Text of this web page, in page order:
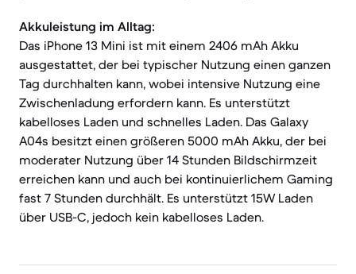
Akkuleistung im Alltag:
Das iPhone 13 Mini ist mit einem 2406 mAh Akku
ausgestattet, der bei typischer Nutzung einen ganzen
Tag durchhalten kann, wobei intensive Nutzung eine
Zwischenladung erfordern kann. Es unterstützt
kabelloses Laden und schnelles Laden. Das Galaxy
A04s besitzt einen größeren 5000 mAh Akku, der bei
moderater Nutzung über 14 Stunden Bildschirmzeit
erreichen kann und auch bei kontinuierlichem Gaming
fast 7 Stunden durchhält. Es unterstützt 15W Laden
über USB-C, jedoch kein kabelloses Laden.